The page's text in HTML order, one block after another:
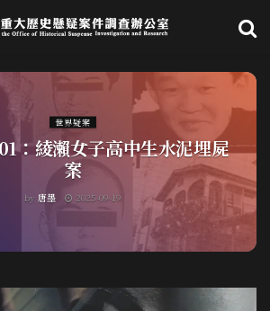
世界疑案
：綾瀨女子高中生水泥埋屍
案
by 唐墨 2025-09-19